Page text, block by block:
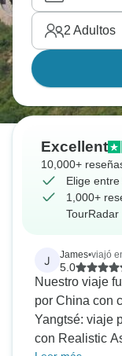
2 Adultos
Excellent
10,000+
Elige
1,000+
TourRadar
J James•viajó
5.0
Nuestro viaje
por China con
Yangtsé: viaje
con Realistic